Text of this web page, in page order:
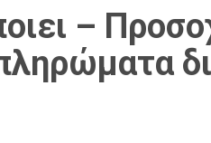
–